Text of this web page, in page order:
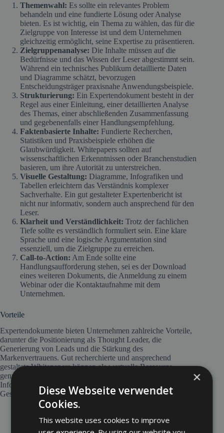
Themenwahl: Es sollte ein relevantes Problem
behandeln und eine fundierte Lösung oder Analyse
bieten. Es ist wichtig, ein Thema zu wählen, das für die
Zielgruppe von Interesse ist und dem Unternehmen
gleichzeitig ermöglicht, seine Expertise zu präsentieren.
Zielgruppenanalyse: Die Inhalte müssen auf die
Bedürfnisse und das Wissen der Leser abgestimmt sein.
Während ein technisches Publikum detaillierte Daten
und Diagramme schätzt, bevorzugen
Entscheidungsträger praxisnahe Anwendungsbeispiele.
Strukturierung: Ein Expertendokument besteht in der
Regel aus einer Einleitung, einer detaillierten Analyse
des Themas, einer abschließenden Zusammenfassung
und gegebenenfalls einer Handlungsempfehlung.
Faktenbasierte Inhalte: Fundierte Recherchen,
Statistiken und Praxisbeispiele erhöhen die
Glaubwürdigkeit. Whitepapers sollten auf
wissenschaftlichen Erkenntnissen oder Branchenstudien
basieren, um ihre Autorität zu unterstreichen.
Visuelle Gestaltung: Diagramme, Infografiken und
Tabellen erleichtern das Verständnis komplexer
Sachverhalte. Ein gut gestalteter Expertenbericht ist
nicht nur informativ, sondern auch ansprechend für den
Leser.
Klarheit und Verständlichkeit: Trotz der fachlichen
Tiefe sollte es verständlich formuliert sein. Eine klare
Sprache und eine logische Argumentation sind
essenziell, um die Zielgruppe zu erreichen.
Call-to-Action: Am Ende sollte eine
Handlungsaufforderung stehen, sei es der Download
eines weiteren Dokuments, die Anmeldung zu einem
Webinar oder die Kontaktaufnahme mit dem
Unternehmen.
Vorteile
Expertendokumente bieten Unternehmen zahlreiche Vorteile,
darunter die Positionierung als Thought Leader, die
Generierung von Leads und die Stärkung des
Markenvertrauens. Gut recherchierte und ansprechend
gestaltete Whitepapers können als wertvolle Ressource
genutzt werden, um die Zielgruppe gezielt mit relevanten
Informationen zu versorgen und langfristige
Geschäftsbeziehungen aufzubauen.
Download gegen die Angabe von Kontaktdaten
×
Diese Webseite verwendet
Cookies.
This website uses cookies to improve